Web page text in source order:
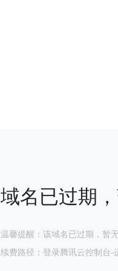
域名已过期
温馨提醒：该域名已过期，暂
续费路径：登录腾讯云控制台-